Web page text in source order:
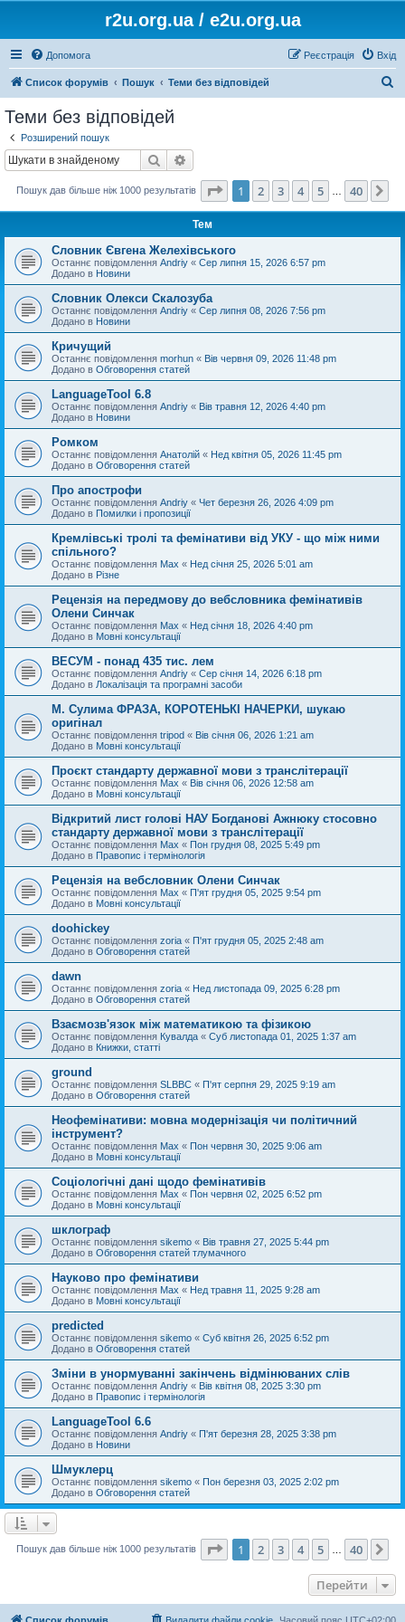
r2u.org.ua / e2u.org.ua
Допомога Вхід
Реєстрація
Список форумів Пошук Теми без відповідей
Теми без відповідей
Розширений пошук
Пошук
Пошук дав більше ніж 1000 результатів Сторінка 1 40
1 2 3 4 5 40
Тем
Словник Євгена Желехівського
Останнє повідомлення Andriy « Сер липня 15, 2026 6:57 pm
Додано в Новини
Словник Олекси Скалозуба
Останнє повідомлення Andriy « Сер липня 08, 2026 7:56 pm
Додано в Новини
Кричущий
Останнє повідомлення morhun « Вів червня 09, 2026 11:48 pm
Додано в Обговорення статей
LanguageTool 6.8
Останнє повідомлення Andriy « Вів травня 12, 2026 4:40 pm
Додано в Новини
Ромком
Останнє повідомлення Анатолій « Нед квітня 05, 2026 11:45 pm
Додано в Обговорення статей
Про апострофи
Останнє повідомлення Andriy « Чет березня 26, 2026 4:09 pm
Додано в Помилки і пропозиції
Кремлівські тролі та фемінативи від УКУ - що між ними
спільного?
Останнє повідомлення Max « Нед січня 25, 2026 5:01 am
Додано в Різне
Рецензія на передмову до вебсловника фемінативів
Олени Синчак
Останнє повідомлення Max « Нед січня 18, 2026 4:40 pm
Додано в Мовні консультації
ВЕСУМ - понад 435 тис. лем
Останнє повідомлення Andriy « Сер січня 14, 2026 6:18 pm
Додано в Локалізація та програмні засоби
М. Сулима ФРАЗА, КОРОТЕНЬКІ НАЧЕРКИ, шукаю
оригінал
Останнє повідомлення tripod « Вів січня 06, 2026 1:21 am
Додано в Мовні консультації
Проєкт стандарту державної мови з транслітерації
Останнє повідомлення Max « Вів січня 06, 2026 12:58 am
Додано в Мовні консультації
Відкритий лист голові НАУ Богданові Ажнюку стосовно
стандарту державної мови з транслітерації
Останнє повідомлення Max « Пон грудня 08, 2025 5:49 pm
Додано в Правопис і термінологія
Рецензія на вебсловник Олени Синчак
Останнє повідомлення Max « П'ят грудня 05, 2025 9:54 pm
Додано в Мовні консультації
doohickey
Останнє повідомлення zoria « П'ят грудня 05, 2025 2:48 am
Додано в Обговорення статей
dawn
Останнє повідомлення zoria « Нед листопада 09, 2025 6:28 pm
Додано в Обговорення статей
Взаємозв'язок між математикою та фізикою
Останнє повідомлення Кувалда « Суб листопада 01, 2025 1:37 am
Додано в Книжки, статті
ground
Останнє повідомлення SLBBC « П'ят серпня 29, 2025 9:19 am
Додано в Обговорення статей
Неофемінативи: мовна модернізація чи політичний
інструмент?
Останнє повідомлення Max « Пон червня 30, 2025 9:06 am
Додано в Мовні консультації
Соціологічні дані щодо фемінативів
Останнє повідомлення Max « Пон червня 02, 2025 6:52 pm
Додано в Мовні консультації
шклограф
Останнє повідомлення sikemo « Вів травня 27, 2025 5:44 pm
Додано в Обговорення статей тлумачного
Науково про фемінативи
Останнє повідомлення Max « Нед травня 11, 2025 9:28 am
Додано в Мовні консультації
predicted
Останнє повідомлення sikemo « Суб квітня 26, 2025 6:52 pm
Додано в Обговорення статей
Зміни в унормуванні закінчень відмінюваних слів
Останнє повідомлення Andriy « Вів квітня 08, 2025 3:30 pm
Додано в Правопис і термінологія
LanguageTool 6.6
Останнє повідомлення Andriy « П'ят березня 28, 2025 3:38 pm
Додано в Новини
Шмуклерц
Останнє повідомлення sikemo « Пон березня 03, 2025 2:02 pm
Додано в Обговорення статей
Пошук дав більше ніж 1000 результатів Сторінка 1 40
1 2 3 4 5 40
Перейти
Список форумів Часовий пояс UTC+02:00
Видалити файли cookie